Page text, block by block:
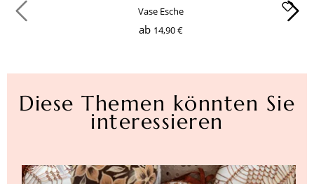
Vase Esche
ab 14,90 €
Diese Themen könnten Sie
interessieren